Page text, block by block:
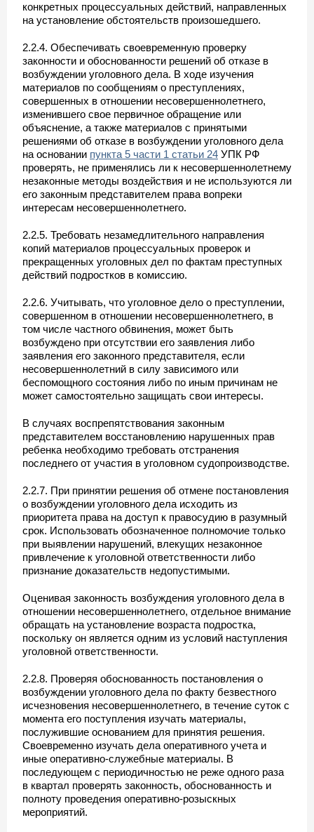
конкретных процессуальных действий, направленных
на установление обстоятельств произошедшего.
2.2.4. Обеспечивать своевременную проверку
законности и обоснованности решений об отказе в
возбуждении уголовного дела. В ходе изучения
материалов по сообщениям о преступлениях,
совершенных в отношении несовершеннолетнего,
изменившего свое первичное обращение или
объяснение, а также материалов с принятыми
решениями об отказе в возбуждении уголовного дела
на основании пункта 5 части 1 статьи 24 УПК РФ
проверять, не применялись ли к несовершеннолетнему
незаконные методы воздействия и не используются ли
его законным представителем права вопреки
интересам несовершеннолетнего.
2.2.5. Требовать незамедлительного направления
копий материалов процессуальных проверок и
прекращенных уголовных дел по фактам преступных
действий подростков в комиссию.
2.2.6. Учитывать, что уголовное дело о преступлении,
совершенном в отношении несовершеннолетнего, в
том числе частного обвинения, может быть
возбуждено при отсутствии его заявления либо
заявления его законного представителя, если
несовершеннолетний в силу зависимого или
беспомощного состояния либо по иным причинам не
может самостоятельно защищать свои интересы.
В случаях воспрепятствования законным
представителем восстановлению нарушенных прав
ребенка необходимо требовать отстранения
последнего от участия в уголовном судопроизводстве.
2.2.7. При принятии решения об отмене постановления
о возбуждении уголовного дела исходить из
приоритета права на доступ к правосудию в разумный
срок. Использовать обозначенное полномочие только
при выявлении нарушений, влекущих незаконное
привлечение к уголовной ответственности либо
признание доказательств недопустимыми.
Оценивая законность возбуждения уголовного дела в
отношении несовершеннолетнего, отдельное внимание
обращать на установление возраста подростка,
поскольку он является одним из условий наступления
уголовной ответственности.
2.2.8. Проверяя обоснованность постановления о
возбуждении уголовного дела по факту безвестного
исчезновения несовершеннолетнего, в течение суток с
момента его поступления изучать материалы,
послужившие основанием для принятия решения.
Своевременно изучать дела оперативного учета и
иные оперативно-служебные материалы. В
последующем с периодичностью не реже одного раза
в квартал проверять законность, обоснованность и
полноту проведения оперативно-розыскных
мероприятий.